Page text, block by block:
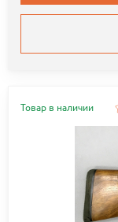
Товар в наличии